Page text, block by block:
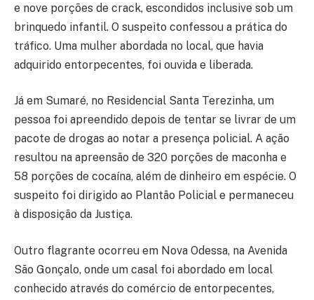
e nove porções de crack, escondidos inclusive sob um
brinquedo infantil. O suspeito confessou a prática do
tráfico. Uma mulher abordada no local, que havia
adquirido entorpecentes, foi ouvida e liberada.
Já em Sumaré, no Residencial Santa Terezinha, um
pessoa foi apreendido depois de tentar se livrar de um
pacote de drogas ao notar a presença policial. A ação
resultou na apreensão de 320 porções de maconha e
58 porções de cocaína, além de dinheiro em espécie. O
suspeito foi dirigido ao Plantão Policial e permaneceu
à disposição da Justiça.
Outro flagrante ocorreu em Nova Odessa, na Avenida
São Gonçalo, onde um casal foi abordado em local
conhecido através do comércio de entorpecentes,